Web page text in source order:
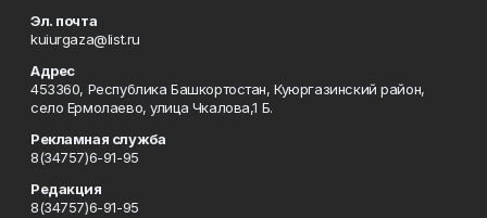
Эл. почта
kuiurgaza@list.ru
Адрес
453360, Республика Башкортостан, Куюргазинский район,
село Ермолаево, улица Чкалова,1 Б.
Рекламная служба
8(34757)6-91-95
Редакция
8(34757)6-91-95